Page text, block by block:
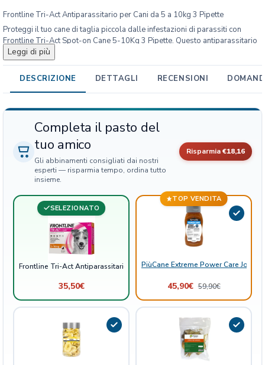
Frontline Tri-Act Antiparassitario per Cani da 5 a 10kg 3 Pipette
Proteggi il tuo cane di taglia piccola dalle infestazioni di parassiti con
Frontline Tri-Act Spot-on Cane 5-10Kg 3 Pipette. Questo antiparassitario
a triplice azione elimina e previene l’attacco di pulci, zecche, zanzare,
flebotomi e mosche cavalline, noti vettori di malattie letali come la
leishmaniosi e la babesiosi. Applicalo direttamente sulla pelle del tuo cane
fai la scelta giusta per la salute del tuo animale.
Leggi di più
t
i
p
a
r
a
s
s
t
a
r
i
o
p
e
n
a
DESCRIZIONE DETTAGLI RECENSIONI
Completa il pasto del
tuo amico
Gli abbinamenti consigliati dai nostri
esperti — risparmia tempo, ordina tutto
insieme.
Risparmia€18,16
SELEZIONATO
Frontline Tri-Act Antiparassitario per Cani da 5 a 10kg 3 Pipette
35,50€
TOP VENDITA
PiùCane Extreme Power Care Joint
45,90€ 59,90€